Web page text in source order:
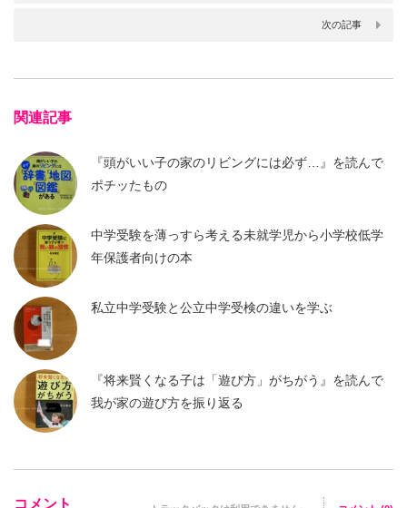
次の記事
関連記事
『頭がいい子の家のリビングには必ず…』を読んで
ポチッたもの
中学受験を薄っすら考える未就学児から小学校低学
年保護者向けの本
私立中学受験と公立中学受検の違いを学ぶ
『将来賢くなる子は「遊び方」がちがう』を読んで
我が家の遊び方を振り返る
コメント